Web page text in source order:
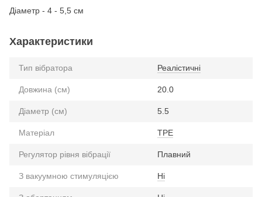
Діаметр - 4 - 5,5 см
Характеристики
Тип вібратора Реалістичні
Довжина (см) 20.0
Діаметр (см) 5.5
Матеріал TPE
Регулятор рівня вібрації Плавний
З вакуумною стимуляцією Ні